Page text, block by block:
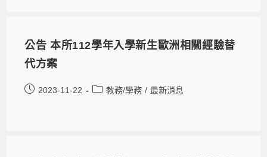
公告 本所112學年入學新生歐洲相關經驗替
代方案
2023-11-22 教務/學務 / 最新消息